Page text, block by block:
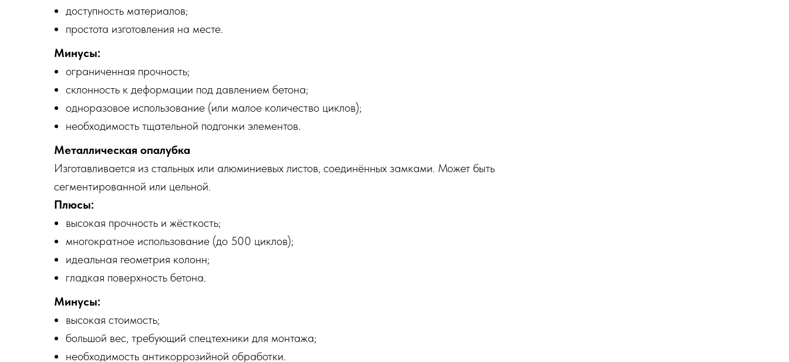
доступность материалов;
простота изготовления на месте.
Минусы:
ограниченная прочность;
склонность к деформации под давлением бетона;
одноразовое использование (или малое количество циклов);
необходимость тщательной подгонки элементов.
Металлическая опалубка
Изготавливается из стальных или алюминиевых листов, соединённых замками. Может быть
сегментированной или цельной.
Плюсы:
высокая прочность и жёсткость;
многократное использование (до 500 циклов);
идеальная геометрия колонн;
гладкая поверхность бетона.
Минусы:
высокая стоимость;
большой вес, требующий спецтехники для монтажа;
необходимость антикоррозийной обработки.